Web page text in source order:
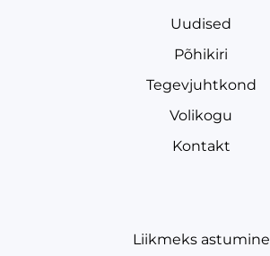
Uudised
Põhikiri
Tegevjuhtkond
Volikogu
Kontakt
Liikmeks astumine